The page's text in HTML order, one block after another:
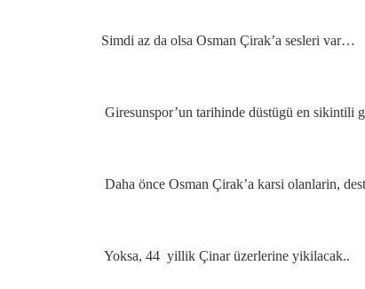
Simdi az da olsa Osman Çirak’a sesleri var…
Giresunspor’un tarihinde düstügü en sikintili
Daha önce Osman Çirak’a karsi olanlarin,
Yoksa, 44 yillik Çinar üzerlerine yikilacak..